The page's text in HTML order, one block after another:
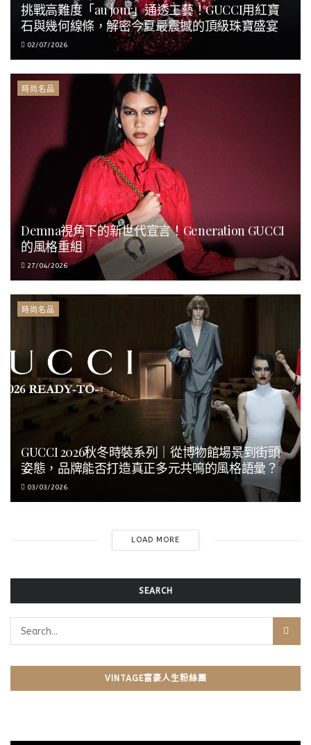
挑戰高難度「au jour」通透工藝！GUCCI用紅寶
石與幾何線條，解密今夏最震撼的頂級珠寶盛宴
02/07/2026
時尚名品
Demna視角下的新世代宣言！Generation GUCCI
的風格重組
27/04/2026
時尚名品
GUCCI 2026秋冬時裝系列｜從博物館場景到街頭
姿態，品牌能否打造真正多元共鳴的風格語彙？
03/03/2026
LOAD MORE
SEARCH
VINTAGE富豪人生粉絲團